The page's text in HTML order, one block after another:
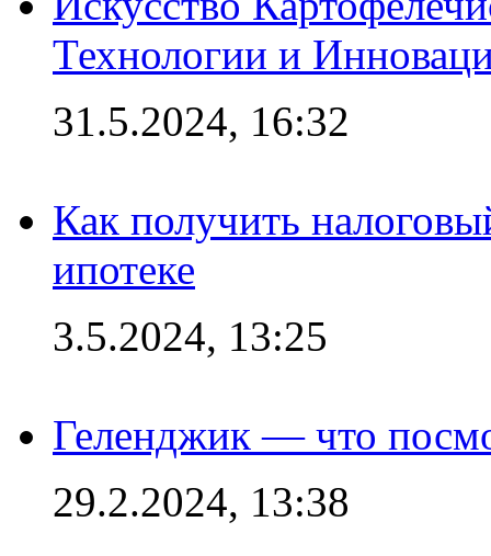
Технологии и
31.5.2024, 16:32
Как получить
ипотеке
3.5.2024, 13:25
Геленджик — что
29.2.2024, 13:38